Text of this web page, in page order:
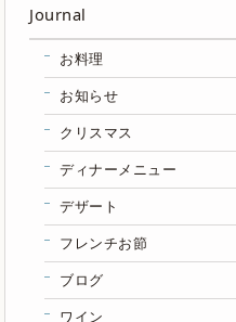
Journal
お料理
お知らせ
クリスマス
ディナーメニュー
デザート
フレンチお節
ブログ
ワイン